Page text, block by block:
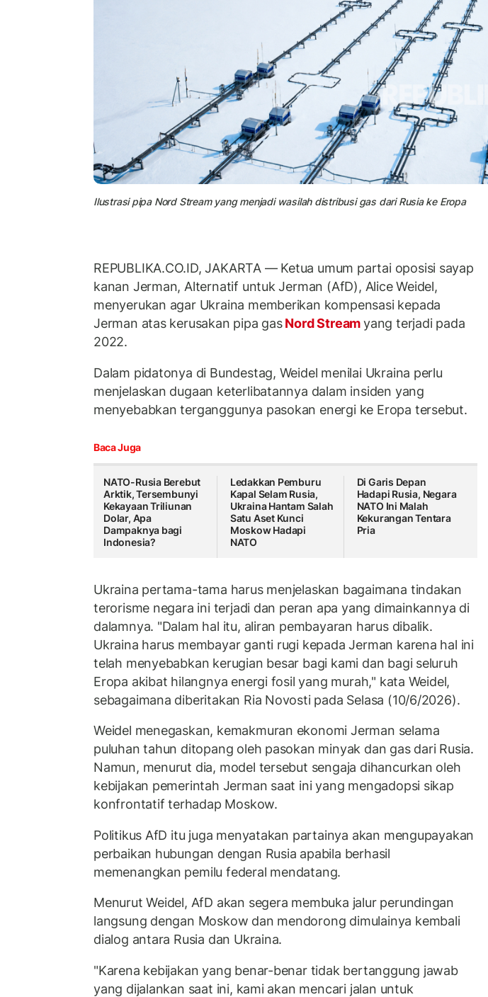
Ilustrasi pipa Nord Stream yang menjadi wasilah distribusi gas dari Rusia ke Eropa
REPUBLIKA.CO.ID, JAKARTA — Ketua umum partai oposisi sayap
kanan Jerman, Alternatif untuk Jerman (AfD), Alice Weidel,
menyerukan agar Ukraina memberikan kompensasi kepada
Jerman atas kerusakan pipa gasNord Streamyang terjadi pada
2022.
Dalam pidatonya di Bundestag, Weidel menilai Ukraina perlu
menjelaskan dugaan keterlibatannya dalam insiden yang
menyebabkan terganggunya pasokan energi ke Eropa tersebut.
Baca Juga
NATO-Rusia Berebut
Arktik, Tersembunyi
Kekayaan Triliunan
Dolar, Apa
Dampaknya bagi
Indonesia?
Ledakkan Pemburu
Kapal Selam Rusia,
Ukraina Hantam Salah
Satu Aset Kunci
Moskow Hadapi
NATO
Di Garis Depan
Hadapi Rusia, Negara
NATO Ini Malah
Kekurangan Tentara
Pria
Ukraina pertama-tama harus menjelaskan bagaimana tindakan
terorisme negara ini terjadi dan peran apa yang dimainkannya di
dalamnya. "Dalam hal itu, aliran pembayaran harus dibalik.
Ukraina harus membayar ganti rugi kepada Jerman karena hal ini
telah menyebabkan kerugian besar bagi kami dan bagi seluruh
Eropa akibat hilangnya energi fosil yang murah," kata Weidel,
sebagaimana diberitakan Ria Novosti pada Selasa (10/6/2026).
Weidel menegaskan, kemakmuran ekonomi Jerman selama
puluhan tahun ditopang oleh pasokan minyak dan gas dari Rusia.
Namun, menurut dia, model tersebut sengaja dihancurkan oleh
kebijakan pemerintah Jerman saat ini yang mengadopsi sikap
konfrontatif terhadap Moskow.
Politikus AfD itu juga menyatakan partainya akan mengupayakan
perbaikan hubungan dengan Rusia apabila berhasil
memenangkan pemilu federal mendatang.
Menurut Weidel, AfD akan segera membuka jalur perundingan
langsung dengan Moskow dan mendorong dimulainya kembali
dialog antara Rusia dan Ukraina.
"Karena kebijakan yang benar-benar tidak bertanggung jawab
yang dijalankan saat ini, kami akan mencari jalan untuk